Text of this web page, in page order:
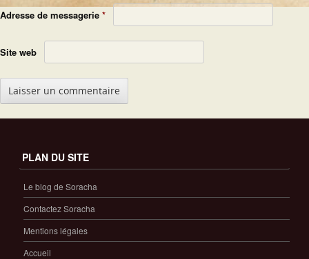
Adresse de messagerie *
Site web
PLAN DU SITE
Le blog de Soracha
Contactez Soracha
Mentions légales
Accueil